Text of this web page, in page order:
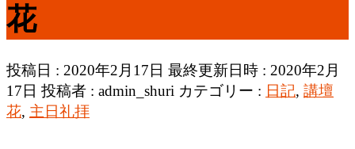
花
投稿日 : 2020年2月17日 最終更新日時 : 2020年2月
17日 投稿者 : admin_shuri カテゴリー : 日記, 講壇
花, 主日礼拝